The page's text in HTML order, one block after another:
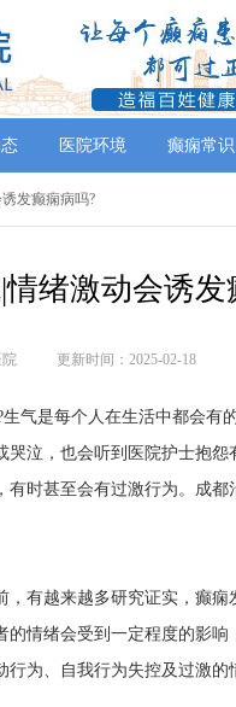
医院环境 癫痫常识
发癫痫病吗?
绪激动会诱发
更新时间：2025-02-18
气是每个人在生活中都会有
泣，也会听到医院护士抱
时甚至会有过激行为。成都
有越来越多研究证实，癫
情绪会受到一定程度的影响
为、自我行为失控及过激的